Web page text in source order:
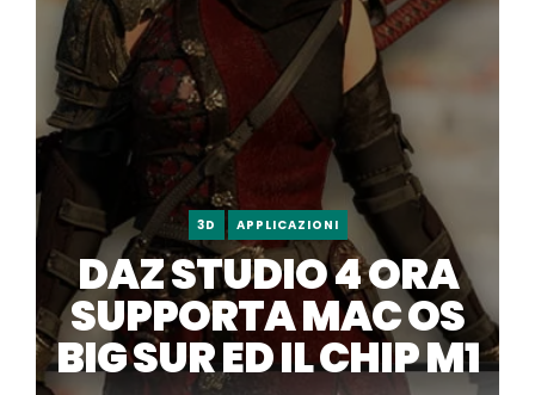
3D APPLICAZIONI
DAZ STUDIO 4 ORA
SUPPORTA MAC OS
BIG SUR ED IL CHIP M1